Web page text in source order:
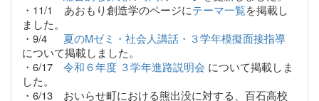
・11/1 あおもり創造学のページにテーマ一覧を掲載し
ました。
・9/4 夏のMゼミ・社会人講話・３学年模擬面接指導
について掲載しました。
・6/17 令和６年度 ３学年進路説明会 について掲載しま
した。
・6/13 おいらせ町における熊出没に対する、百石高校